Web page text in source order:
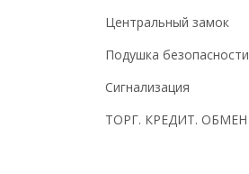
Центральный замок
Подушка безопасности
Сигнализация
ТОРГ. КРЕДИТ. ОБМЕН